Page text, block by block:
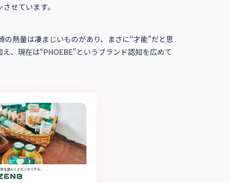
せています。
熱量は凄まじいものがあり、まさに“才能”だと思
、現在は“PHOEBE”というブランド認知を広めて